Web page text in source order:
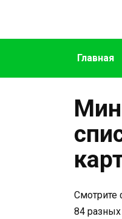
Главная
Смотрите
84